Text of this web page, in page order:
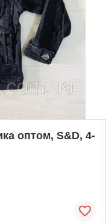
оптом, S&D, 4-